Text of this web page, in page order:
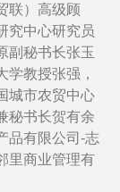
联）高级顾
究中心研究员
副秘书长张玉
教授张强，
城市农贸中心
秘书长贺有余
品有限公司-志
里商业管理有